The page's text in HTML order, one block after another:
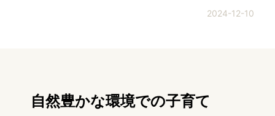
2024-12-10
自然豊かな環境での子育て